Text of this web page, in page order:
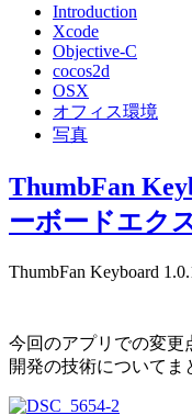
Introduction
Xcode
Objective-C
cocos2d
OSX
オフィス環境
写真
ThumbFan
ーボードエク
ThumbFan Keyboard
今回のアプリでの変更
開発の技術についてま